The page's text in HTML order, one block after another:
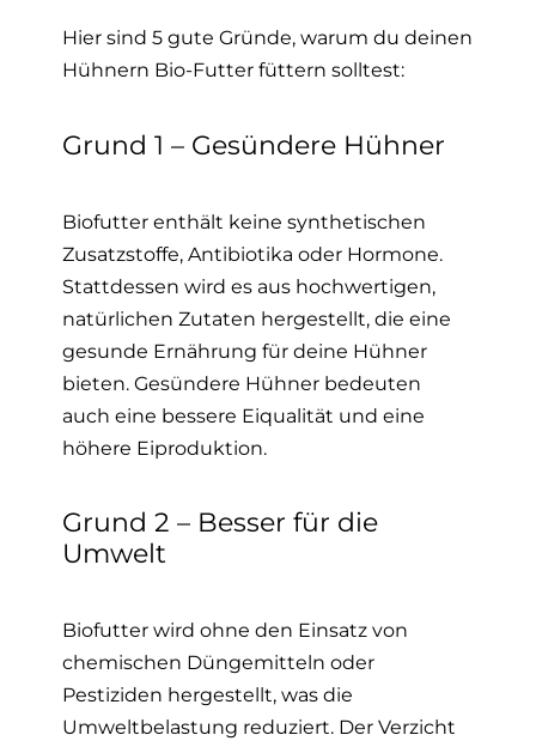
Hier sind 5 gute Gründe, warum du deinen
Hühnern Bio-Futter füttern solltest:
Grund 1 – Gesündere Hühner
Biofutter enthält keine synthetischen
Zusatzstoffe, Antibiotika oder Hormone.
Stattdessen wird es aus hochwertigen,
natürlichen Zutaten hergestellt, die eine
gesunde Ernährung für deine Hühner
bieten. Gesündere Hühner bedeuten
auch eine bessere Eiqualität und eine
höhere Eiproduktion.
Grund 2 – Besser für die
Umwelt
Biofutter wird ohne den Einsatz von
chemischen Düngemitteln oder
Pestiziden hergestellt, was die
Umweltbelastung reduziert. Der Verzicht